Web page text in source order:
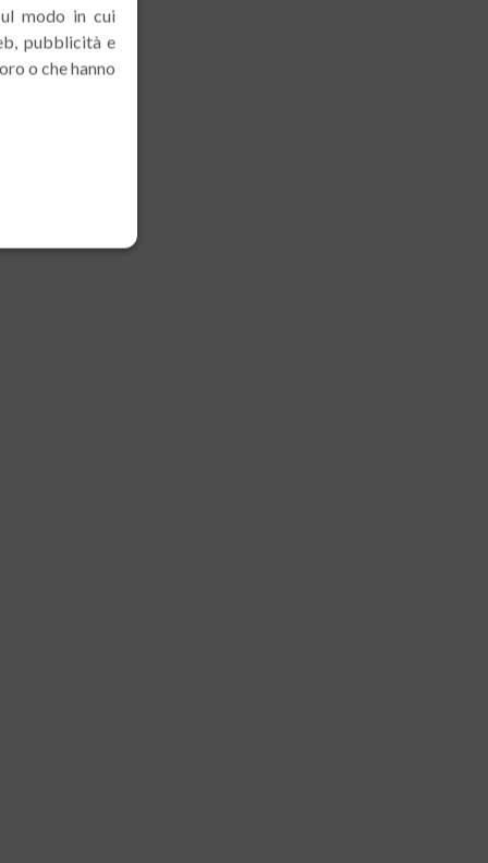
modo in cui
pubblicità e
o che hanno